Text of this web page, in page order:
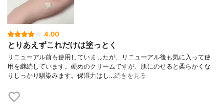
4.00
とりあえずこれだけは塗っとく
リニューアル前も使用していましたが、リニューアル後も気に入って使
用を継続しています。硬めのクリームですが、肌にのせると柔らかくな
りしっかり馴染みます。保湿力はし…続きを見る